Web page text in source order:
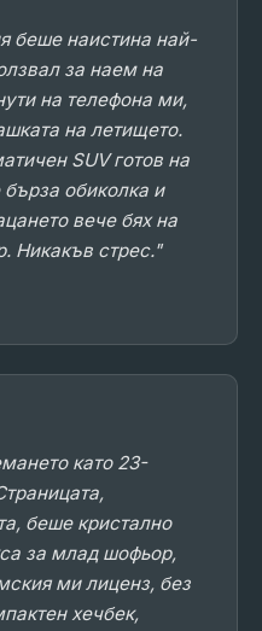
беше наистина най-
за наем на
на телефона ми,
на летището.
SUV готов на
обиколка и
вече бях на
Никакъв стрес."
като 23-
беше кристално
за млад шофьор,
ми лиценз, без
хечбек,